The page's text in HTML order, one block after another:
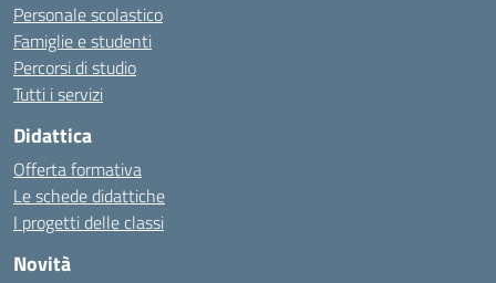
Personale scolastico
Famiglie e studenti
Percorsi di studio
Tutti i servizi
Didattica
Offerta formativa
Le schede didattiche
I progetti delle classi
Novità